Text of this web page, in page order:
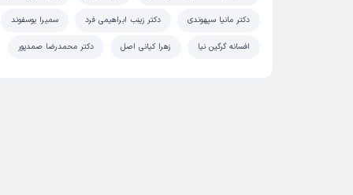
دکتر مانیا سپهوندی دکتر زینب ابراهیمی فرد سمیرا یوسفوند
افسانه گرگین نیا زهرا کیانی اصل دکتر محمدرضا صمدپور